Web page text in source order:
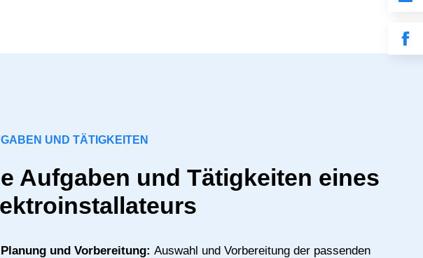
UND TÄTIGKEITEN
Aufgaben und Tätigkeiten eines
Planung und Vorbereitung: Auswahl und Vorbereitung der passenden